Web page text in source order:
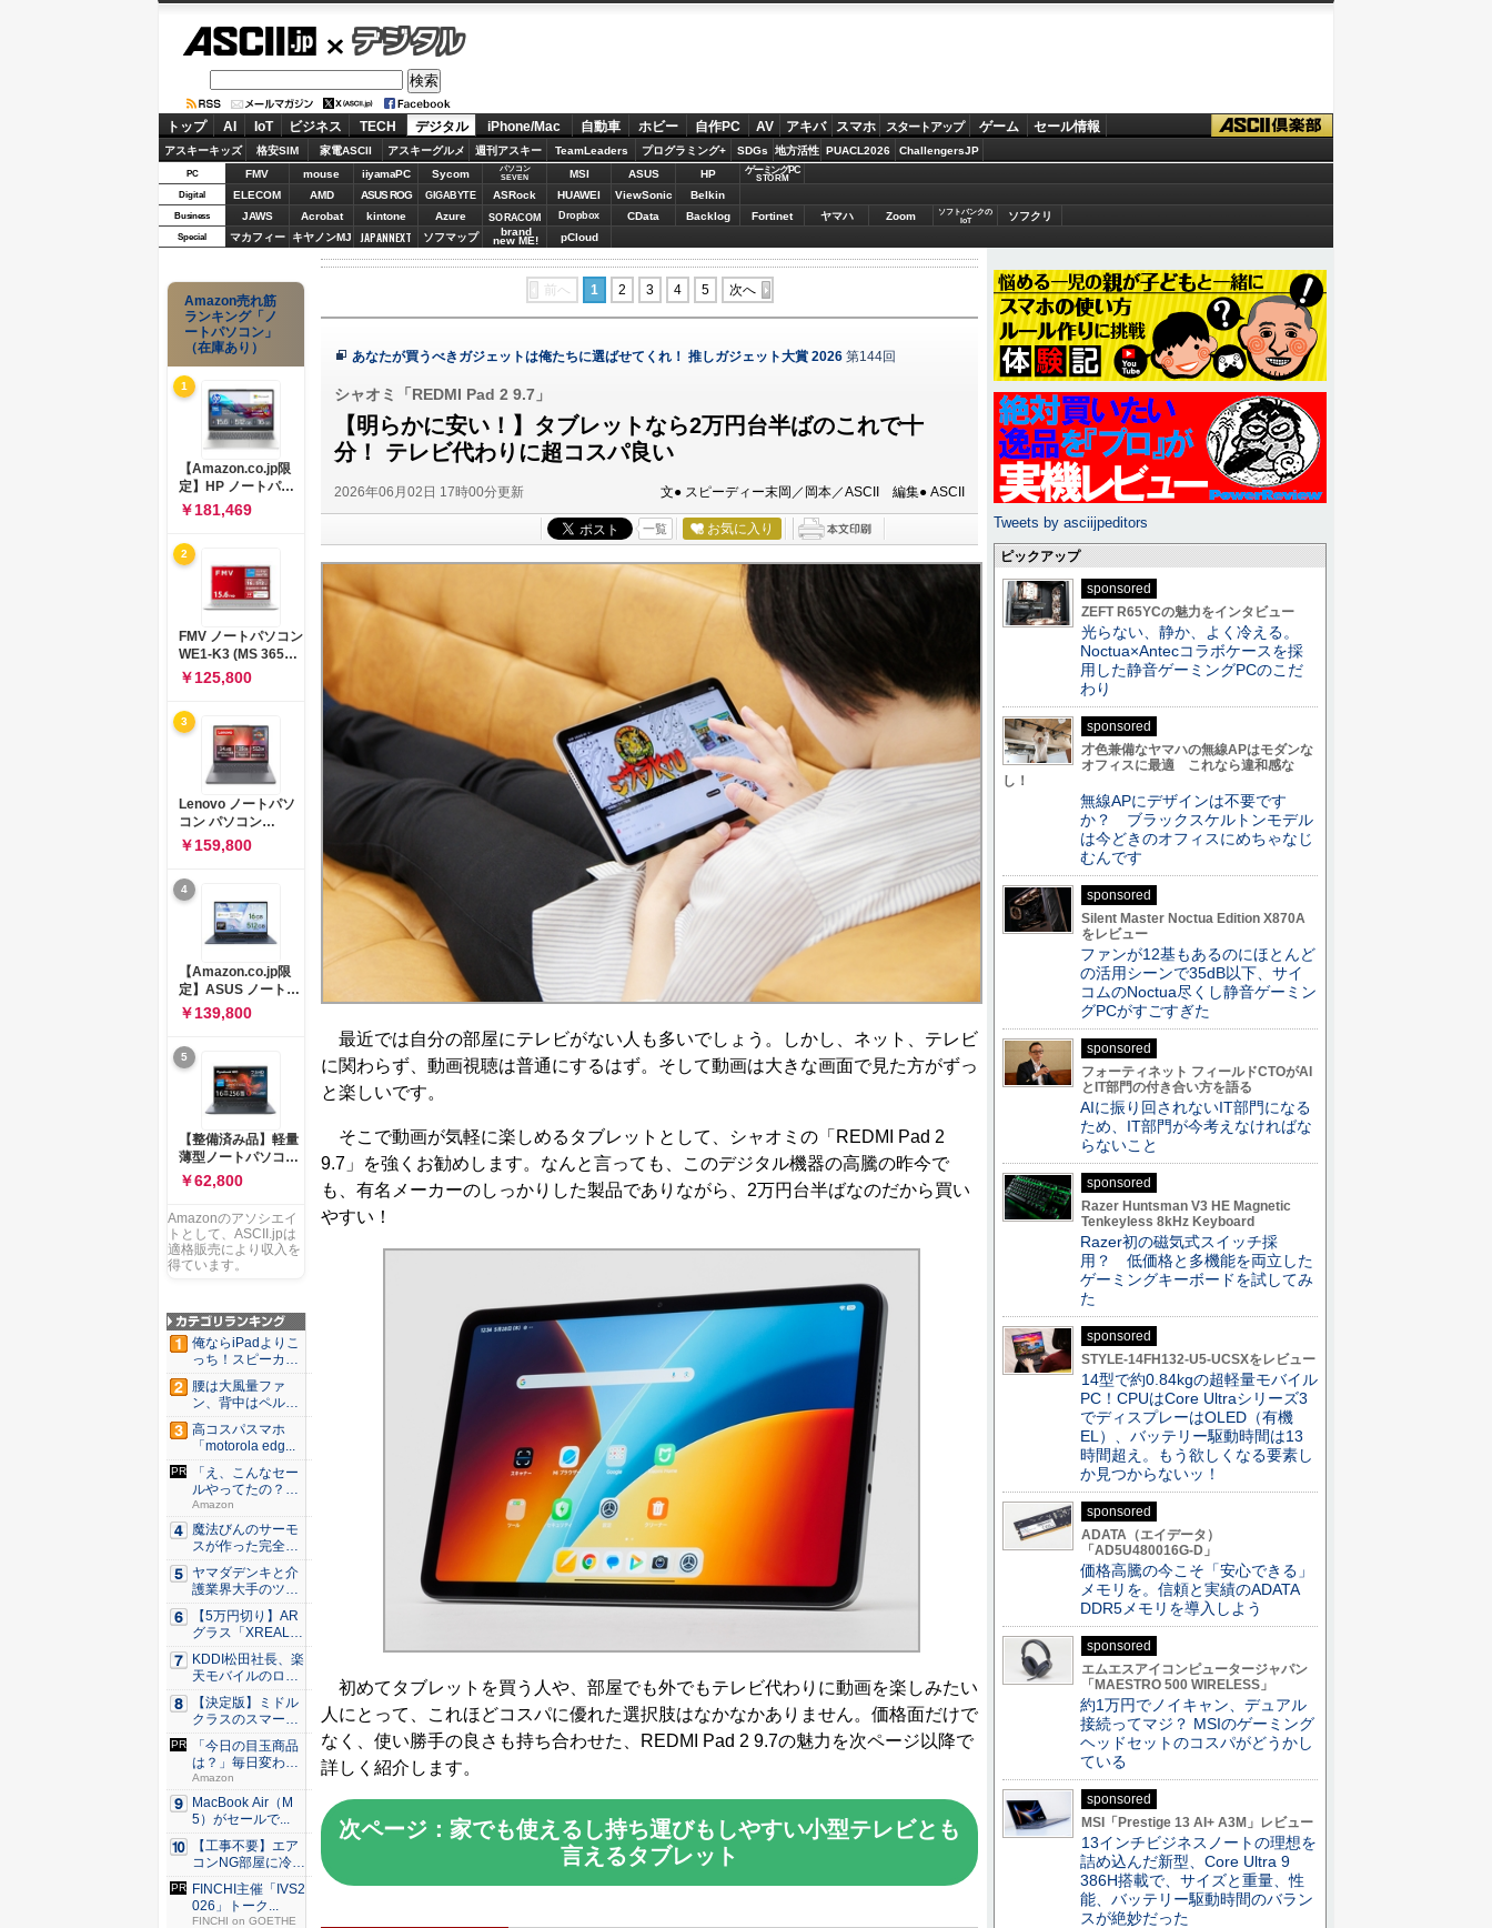
デジタル
トップ AI IoT ビジネス TECH デジタル iPhone/Mac 自動車 ホビー 自作PC AV アキバ スマホ スタートアップ ゲーム セール情報
アスキーキッズ 格安SIM 家電ASCII アスキーグルメ 週刊アスキー TeamLeaders プログラミング+ SDGs 地方活性 PUACL2026 ChallengersJP
PC FMV mouse iiyamaPC Sycom
パソコン
SEVEN
MSI ASUS HP ゲーミングPC
STORM
Digital ELECOM AMD ASUS ROG GIGABYTE ASRock HUAWEI ViewSonic Belkin
Business JAWS Acrobat kintone Azure SORACOM Dropbox CData Backlog Fortinet ヤマハ Zoom
ソフトバンクの
IoT
ソフクリ
Special マカフィー キヤノンMJ JAPANNEXT ソフマップ brand
new ME! pCloud
前へ 1 2 3 4 5 次へ
あなたが買うべきガジェットは俺たちに選ばせてくれ！ 推しガジェット大賞 2026 第144回
シャオミ「REDMI Pad 2 9.7」
【明らかに安い！】タブレットなら2万円台半ばのこれで十
分！ テレビ代わりに超コスパ良い
2026年06月02日 17時00分更新 文● スピーディー末岡／岡本／ASCII 編集● ASCII
一覧 お気に入り
最近では自分の部屋にテレビがない人も多いでしょう。しかし、ネット、テレビ
に関わらず、動画視聴は普通にするはず。そして動画は大きな画面で見た方がずっ
と楽しいです。
そこで動画が気軽に楽しめるタブレットとして、シャオミの「REDMI Pad 2
9.7」を強くお勧めします。なんと言っても、このデジタル機器の高騰の昨今で
も、有名メーカーのしっかりした製品でありながら、2万円台半ばなのだから買い
やすい！
初めてタブレットを買う人や、部屋でも外でもテレビ代わりに動画を楽しみたい
人にとって、これほどコスパに優れた選択肢はなかなかありません。価格面だけで
なく、使い勝手の良さも持ち合わせた、REDMI Pad 2 9.7の魅力を次ページ以降で
詳しく紹介します。
次ページ：家でも使えるし持ち運びもしやすい小型テレビとも
言えるタブレット
Amazon売れ筋
ランキング「ノ
ートパソコン」
（在庫あり）
1
【Amazon.co.jp限
定】HP ノートパソ
コン 15-fd 15.6イン
チ インテル Core 5
120U メモリ16GB
SSD512GB
Windows 11
Microsoft Office
2024搭載 WPS
Office搭載 カメラシ
ャッター 指紋認証 薄
型 Copilotキー搭載
ナチュラルシルバー
￥181,469
2
FMV ノートパソコン
WE1-K3 (MS 365
Personal/Copilotキ
ー搭載/Win 11/15.6
型/Core
i5/16GB/SSD
512GB/ホワイト)
FMVWK3E15W_AZ
￥125,800
3
Lenovo ノートパソ
コン パソコン
IdeaPad Slim 3 14.0
インチ AMD
Ryzen™ 5 8640HS
メモリ16GB
SSD512GB
Microsoft 365 試用
版 Windows11 バッ
テリー駆動12.6時間
重量1.39kg ルナグレ
ー 83K9003JJP ノー
トPC
￥159,800
4
【Amazon.co.jp限
定】ASUS ノートパ
ソコン Vivobook 15
M1502NAQ 15.6イ
ンチ AMD Ryzen 7
170 メモリ16GB
SSD 512GB
Microsoft 365
Personal (24か月版)
搭載 Windows 11 重
量1.7kg Wi-Fi 6E ク
ワイエットブルー
M1502NAQ-
￥139,800
5
【整備済み品】軽量
薄型ノートパソコン
dynabook G83 ■
13.3型
FHD(1920x1080) -
高性能第11世代Core
i5-1135G7 - メモリ
16GB - SSD 256GB
USB Type-C - MS
Office 2021 - Win11
搭載
￥62,800
Amazonのアソシエイ
トとして、ASCII.jpは
適格販売により収入を
得ています。
俺ならiPadよりこ
っち！スピーカー
9個...
腰は大風量ファ
ン、背中はペルチ
ェ冷却。ダ...
高コスパスマホ
「motorola edg...
「え、こんなセー
ルやってたの？」
80％O...
Amazon
魔法びんのサーモ
スが作った完全遮
光100...
ヤマダデンキと介
護業界大手のツク
イが協業...
【5万円切り】AR
グラス「XREAL
x...
KDDI松田社長、楽
天モバイルのロー
ミン...
【決定版】ミドル
クラスのスマート
フォンの...
「今日の目玉商品
は？」毎日変わる
Amaz...
Amazon
MacBook Air（M
5）がセールで...
【工事不要】エア
コンNG部屋に冷房
を！ ...
FINCHI主催「IVS2
026」トーク...
FINCHI on GOETHE
Tweets by asciijpeditors
ピックアップ
sponsored
ZEFT R65YCの魅力をインタビュー
光らない、静か、よく冷える。
Noctua×Antecコラボケースを採
用した静音ゲーミングPCのこだ
わり
sponsored
才色兼備なヤマハの無線APはモダンな
オフィスに最適 これなら違和感な
し！
無線APにデザインは不要です
か？ ブラックスケルトンモデル
は今どきのオフィスにめちゃなじ
むんです
sponsored
Silent Master Noctua Edition X870A
をレビュー
ファンが12基もあるのにほとんど
の活用シーンで35dB以下、サイ
コムのNoctua尽くし静音ゲーミン
グPCがすごすぎた
sponsored
フォーティネット フィールドCTOがAI
とIT部門の付き合い方を語る
AIに振り回されないIT部門になる
ため、IT部門が今考えなければな
らないこと
sponsored
Razer Huntsman V3 HE Magnetic
Tenkeyless 8kHz Keyboard
Razer初の磁気式スイッチ採
用？ 低価格と多機能を両立した
ゲーミングキーボードを試してみ
た
sponsored
STYLE-14FH132-U5-UCSXをレビュー
14型で約0.84kgの超軽量モバイル
PC！CPUはCore Ultraシリーズ3
でディスプレーはOLED（有機
EL）、バッテリー駆動時間は13
時間超え。もう欲しくなる要素し
か見つからないッ！
sponsored
ADATA（エイデータ）
「AD5U480016G-D」
価格高騰の今こそ「安心できる」
メモリを。信頼と実績のADATA
DDR5メモリを導入しよう
sponsored
エムエスアイコンピュータージャパン
「MAESTRO 500 WIRELESS」
約1万円でノイキャン、デュアル
接続ってマジ？ MSIのゲーミング
ヘッドセットのコスパがどうかし
ている
sponsored
MSI「Prestige 13 AI+ A3M」レビュー
13インチビジネスノートの理想を
詰め込んだ新型、Core Ultra 9
386H搭載で、サイズと重量、性
能、バッテリー駆動時間のバラン
スが絶妙だった